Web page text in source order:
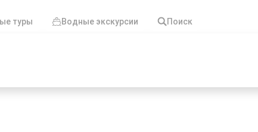
туры Водные экскурсии Поиск